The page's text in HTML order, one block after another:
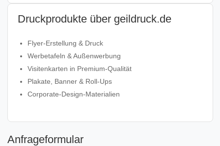
Druckprodukte über geildruck.de
Flyer‑Erstellung & Druck
Werbetafeln & Außenwerbung
Visitenkarten in Premium‑Qualität
Plakate, Banner & Roll‑Ups
Corporate‑Design‑Materialien
Anfrageformular